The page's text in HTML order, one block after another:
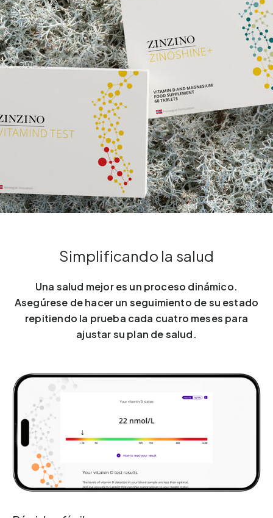
Simplificando la salud
Una salud mejor es un proceso dinámico.
Asegúrese de hacer un seguimiento de su estado
repitiendo la prueba cada cuatro meses para
ajustar su plan de salud.